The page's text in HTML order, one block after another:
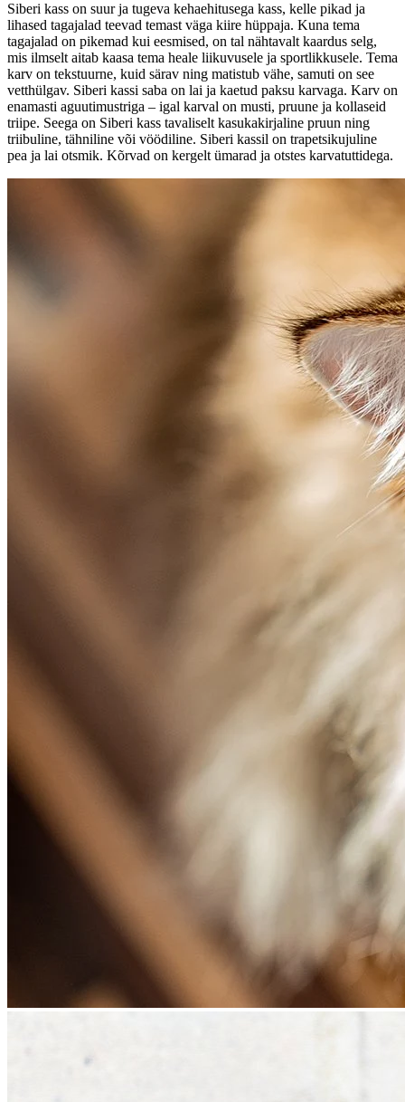
Siberi kass on suur ja tugeva kehaehitusega kass, kelle pikad ja
lihased tagajalad teevad temast väga kiire hüppaja. Kuna tema
tagajalad on pikemad kui eesmised, on tal nähtavalt kaardus selg,
mis ilmselt aitab kaasa tema heale liikuvusele ja sportlikkusele. Tema
karv on tekstuurne, kuid särav ning matistub vähe, samuti on see
vetthülgav. Siberi kassi saba on lai ja kaetud paksu karvaga. Karv on
enamasti aguutimustriga – igal karval on musti, pruune ja kollaseid
triipe. Seega on Siberi kass tavaliselt kasukakirjaline pruun ning
triibuline, tähniline või vöödiline. Siberi kassil on trapetsikujuline
pea ja lai otsmik. Kõrvad on kergelt ümarad ja otstes karvatuttidega.